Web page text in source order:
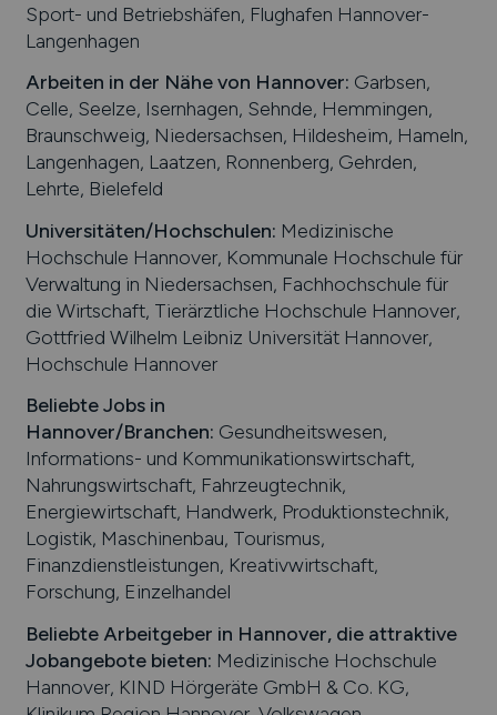
Sport- und Betriebshäfen, Flughafen Hannover-
Langenhagen
Arbeiten in der Nähe von Hannover: Garbsen,
Celle, Seelze, Isernhagen, Sehnde, Hemmingen,
Braunschweig, Niedersachsen, Hildesheim, Hameln,
Langenhagen, Laatzen, Ronnenberg, Gehrden,
Lehrte, Bielefeld
Universitäten/Hochschulen: Medizinische
Hochschule Hannover, Kommunale Hochschule für
Verwaltung in Niedersachsen, Fachhochschule für
die Wirtschaft, Tierärztliche Hochschule Hannover,
Gottfried Wilhelm Leibniz Universität Hannover,
Hochschule Hannover
Beliebte Jobs in
Hannover/Branchen: Gesundheitswesen,
Informations- und Kommunikationswirtschaft,
Nahrungswirtschaft, Fahrzeugtechnik,
Energiewirtschaft, Handwerk, Produktionstechnik,
Logistik, Maschinenbau, Tourismus,
Finanzdienstleistungen, Kreativwirtschaft,
Forschung, Einzelhandel
Beliebte Arbeitgeber in Hannover, die attraktive
Jobangebote bieten: Medizinische Hochschule
Hannover, KIND Hörgeräte GmbH & Co. KG,